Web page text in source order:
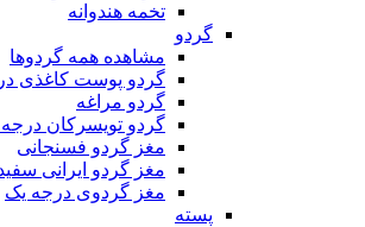
تخمه هندوانه
گردو
مشاهده همه گردوها
گردو پوست کاغذی
گردو مراغه
گردو تویسرکان
مغز گردو فسنجانی
مغز گردو ایرانی
مغز گردوی درجه یک
پسته